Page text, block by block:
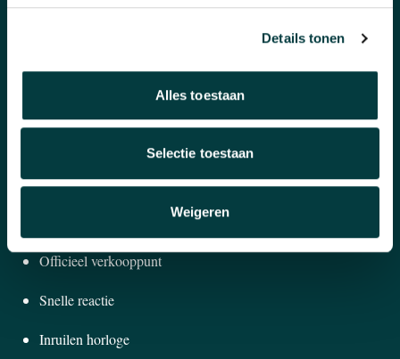
Details tonen
Alles toestaan
Selectie toestaan
Weigeren
Sieraden
Over ons
WAAROM BIJ ONS KOPEN?
Officieel verkooppunt
Snelle reactie
Inruilen horloge